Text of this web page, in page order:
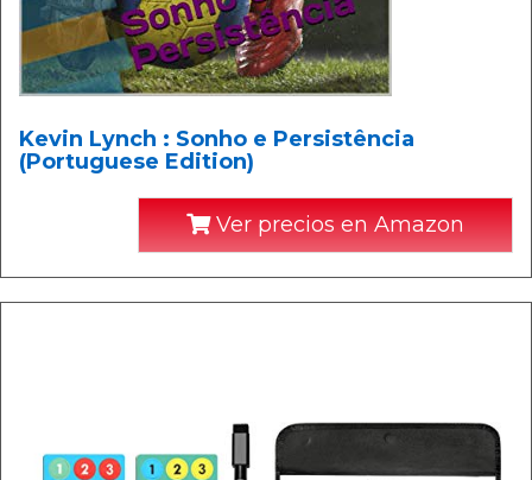
Kevin Lynch : Sonho e Persistência
(Portuguese Edition)
Ver precios en Amazon